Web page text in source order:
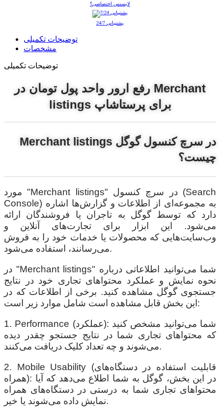
لایسنس اختصاصی؟
پشتیبانی 24/7
توضیحات تکمیلی
مشخصات
توضیحات تکمیلی
رفع ارور واحد پول تومان در Merchant
listings برای پرستاشاپ
Merchant listings در سرچ کنسول گوگل
چیست؟
مورد "Merchant listings" در سرچ کنسول (Search
Console) به مجموعه‌ای از اطلاعات و گزارش‌ها اشاره
دارد که توسط گوگل به تاجران یا فروشندگان ارائه
می‌شود. این ابزار برای تجارت‌های آنلاین و
وب‌سایت‌هایی که محصولات یا خدمات خود را به فروش
می‌رسانند، استفاده می‌شود.
در "Merchant listings" شما می‌توانید اطلاعاتی درباره
نحوه نمایش و عملکرد محتواهای تجاری خود در نتایج
جستجوی گوگل مشاهده کنید. برخی از اطلاعات که در
این بخش قابل مشاهده است شامل موارد زیر است:
1. Performance (عملکرد): شما می‌توانید مشخص کنید
که محتواهای تجاری شما در نتایج جستجو چقدر دیده
می‌شوند و چه تعداد کلیک دریافت می‌کنند.
2. Mobile Usability (قابلیت استفاده در دستگاه‌های
همراه): در این بخش، گوگل به شما اطلاع می‌دهد که آیا
محتواهای تجاری شما به درستی در دستگاه‌های همراه
نمایش داده می‌شوند یا خیر.